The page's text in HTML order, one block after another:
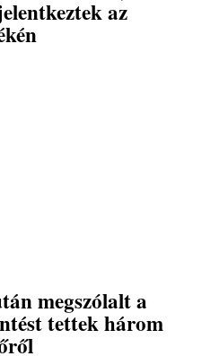
az
megszólalt a
tettek három